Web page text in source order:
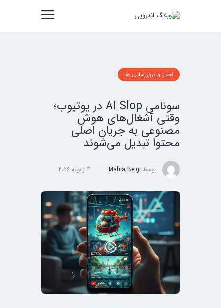
اخبار و بروزرسانی ها
سونامی AI Slop در یوتیوب؛
وقتی آشغال‌های هوش
مصنوعی به جریان اصلی
محتوا تبدیل می‌شوند
توسط Mahia Beigi